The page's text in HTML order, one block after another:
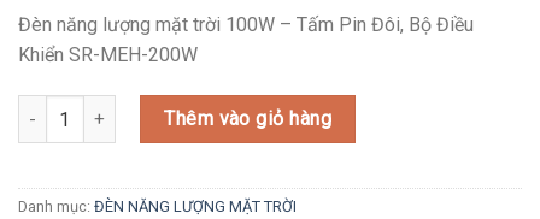
Đèn năng lượng mặt trời 100W – Tấm Pin Đôi, Bộ Điều
Khiển SR-MEH-200W
Đèn năng lượng mặt trời 100W - Tấm Pin Đôi, Bộ Điều Khiển SR-
Thêm vào giỏ hàng
Danh mục: ĐÈN NĂNG LƯỢNG MẶT TRỜI